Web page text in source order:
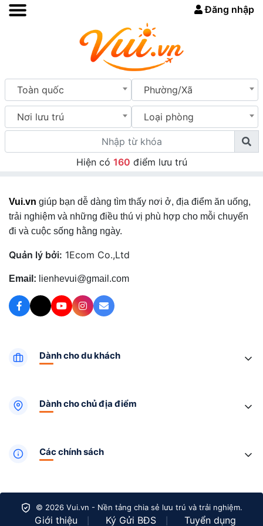
Đăng nhập
Toàn quốc Phường/Xã
Nơi lưu trú Loại phòng
Hiện có 160 điểm lưu trú
Vui.vn giúp bạn dễ dàng tìm thấy nơi ở, địa điểm ăn uống,
trải nghiệm và những điều thú vị phù hợp cho mỗi chuyến
đi và cuộc sống hằng ngày.
Quản lý bởi: 1Ecom Co.,Ltd
Email: lienhevui@gmail.com
Dành cho du khách
Dành cho chủ địa điểm
Các chính sách
© 2026 Vui.vn - Nền tảng chia sẻ lưu trú và trải nghiệm.
Giới thiệu Ký Gửi BĐS Tuyển dụng